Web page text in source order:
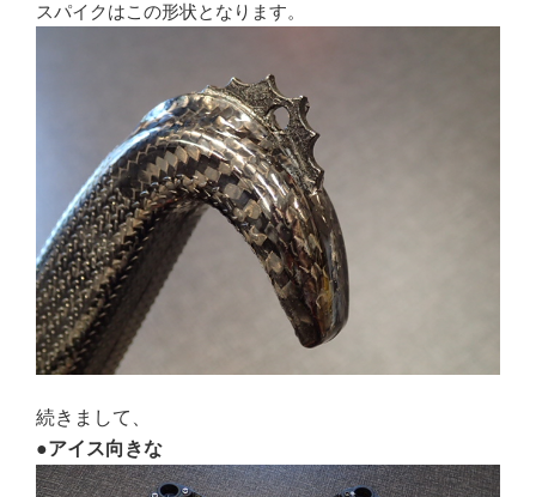
スパイクはこの形状となります。
続きまして、
●アイス向きな